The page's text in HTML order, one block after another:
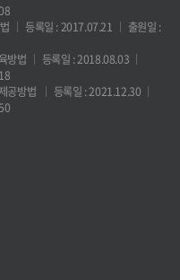
등록일 : 2017.07.21
출원일 :
방법
등록일 : 2018.08.03
공방법
등록일 : 2021.12.30